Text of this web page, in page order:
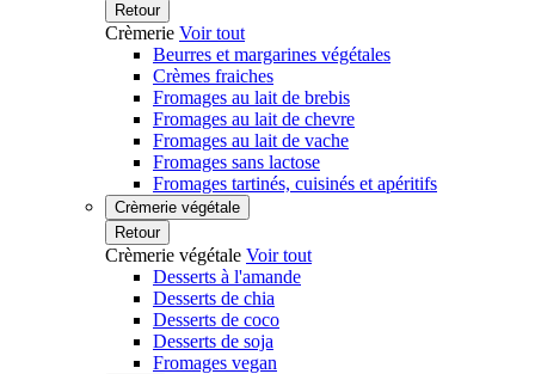
Retour
Crèmerie Voir tout
Beurres et margarines végétales
Crèmes fraiches
Fromages au lait de brebis
Fromages au lait de chevre
Fromages au lait de vache
Fromages sans lactose
Fromages tartinés, cuisinés et apéritifs
Crèmerie végétale
Retour
Crèmerie végétale Voir tout
Desserts à l'amande
Desserts de chia
Desserts de coco
Desserts de soja
Fromages vegan